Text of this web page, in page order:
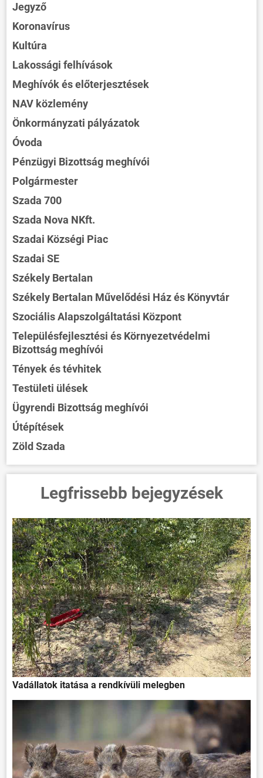
Jegyző
Koronavírus
Kultúra
Lakossági felhívások
Meghívók és előterjesztések
NAV közlemény
Önkormányzati pályázatok
Óvoda
Pénzügyi Bizottság meghívói
Polgármester
Szada 700
Szada Nova NKft.
Szadai Községi Piac
Szadai SE
Székely Bertalan
Székely Bertalan Művelődési Ház és Könyvtár
Szociális Alapszolgáltatási Központ
Településfejlesztési és Környezetvédelmi
Bizottság meghívói
Tények és tévhitek
Testületi ülések
Ügyrendi Bizottság meghívói
Útépítések
Zöld Szada
Legfrissebb bejegyzések
Vadállatok itatása a rendkívüli melegben